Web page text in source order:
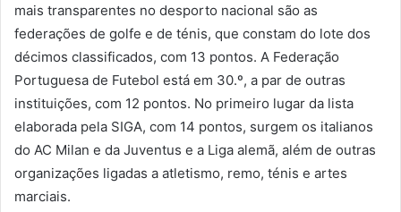
mais transparentes no desporto nacional são as
federações de golfe e de ténis, que constam do lote dos
décimos classificados, com 13 pontos. A Federação
Portuguesa de Futebol está em 30.º, a par de outras
instituições, com 12 pontos. No primeiro lugar da lista
elaborada pela SIGA, com 14 pontos, surgem os italianos
do AC Milan e da Juventus e a Liga alemã, além de outras
organizações ligadas a atletismo, remo, ténis e artes
marciais.